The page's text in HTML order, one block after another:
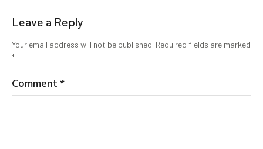
Leave a Reply
Your email address will not be published. Required fields are marked
*
Comment*